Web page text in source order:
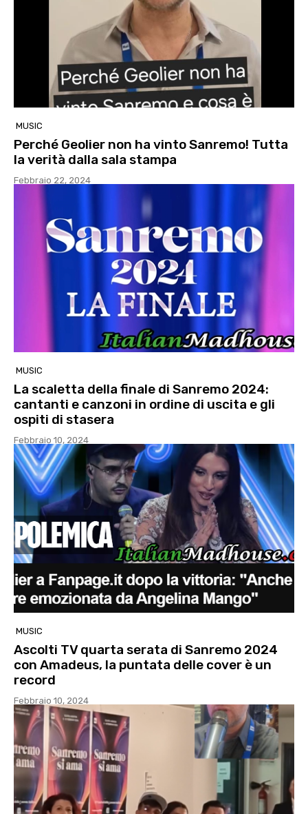
MUSIC
Perché Geolier non ha vinto Sanremo! Tutta
la verità dalla sala stampa
Febbraio 22, 2024
MUSIC
La scaletta della finale di Sanremo 2024:
cantanti e canzoni in ordine di uscita e gli
ospiti di stasera
Febbraio 10, 2024
MUSIC
Ascolti TV quarta serata di Sanremo 2024
con Amadeus, la puntata delle cover è un
record
Febbraio 10, 2024